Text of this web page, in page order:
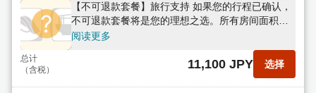
【不可退款套餐】旅行支持 如果您的行程已确认，
不可退款套餐将是您的理想之选。所有房间面积均
在42平方米以上，不含餐食。
阅读更多
总计
（含税）
11,100 JPY 选择